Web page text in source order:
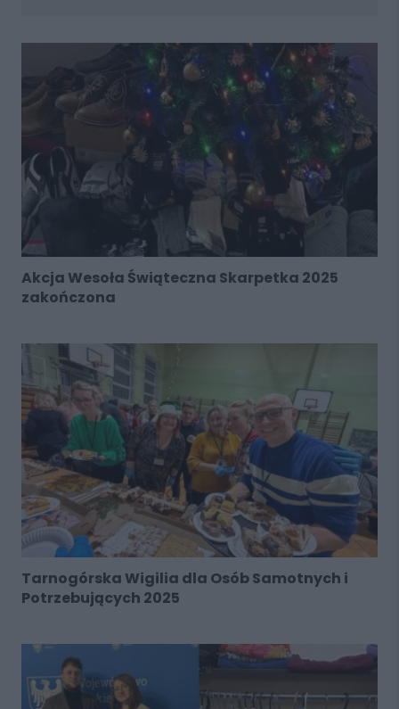
Akcja Wesoła Świąteczna Skarpetka 2025
zakończona
Tarnogórska Wigilia dla Osób Samotnych i
Potrzebujących 2025